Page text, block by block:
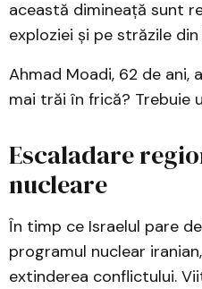
această dimineață sunt
exploziei și pe străzile din
Ahmad Moadi, 62 de ani,
mai trăi în frică? Trebuie
Escaladare
nucleare
În timp ce Israelul pare
programul nuclear
extinderea conflictului.